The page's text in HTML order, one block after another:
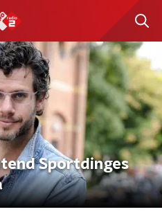
Sportdinges